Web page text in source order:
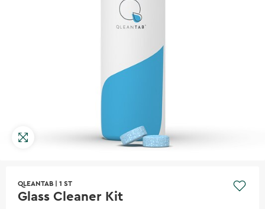
QLEANTAB 1 ST
Glass Cleaner Kit